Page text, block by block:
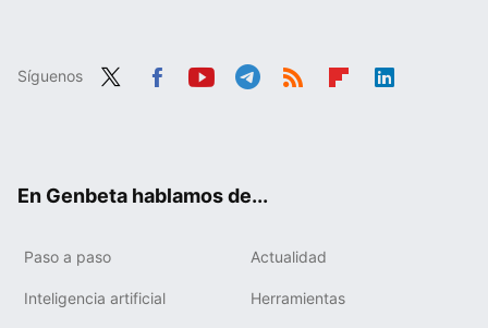
Síguenos
En Genbeta hablamos de...
Paso a paso Actualidad
Inteligencia artificial Herramientas